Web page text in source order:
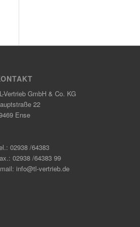
Vertrieb GmbH & Co. KG
22
Ense
02938 /64383
02938 /64383 99
info@tl-vertrieb.de